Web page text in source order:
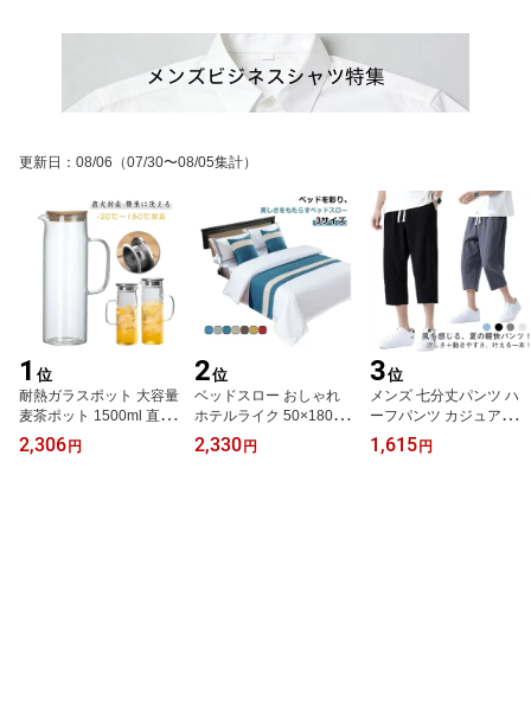
更新日 ： 08/06 （07/30〜08/05集計）
1 位
耐熱ガラスポット 大容量
麦茶ポット 1500ml 直火
対応 ガラスケトル ガラ
スピッチャー ホウケイ酸
2,306 円
2位
ベッドスロー おしゃれ
ホテルライク 50×180cm
50×210cm 50×240cm 無
地 ポリエステル 寝室 足
2,330 円
3位
メンズ 七分丈パンツ ハ
ーフパンツ カジュアルパ
ンツ ワイドパンツ 大き
いサイズ ゆったり 薄手
1,615 円